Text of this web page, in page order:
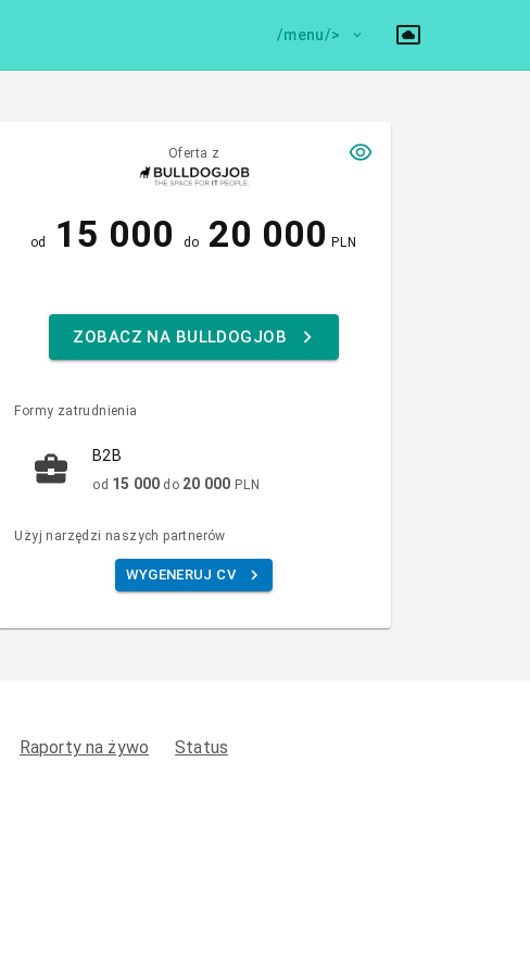
/menu/>
Oferta z
od 15 000 do 20 000 PLN
ZOBACZ NA BULLDOGJOB
Formy zatrudnienia
B2B
od 15 000 do 20 000 PLN
Użyj narzędzi naszych partnerów
WYGENERUJ CV
Raporty na żywo Status